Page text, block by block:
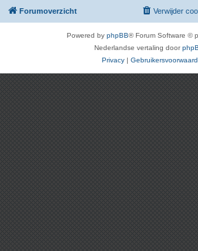
Forumoverzicht Verwijder
Powered by phpBB® Forum Software ©
Nederlandse vertaling door
Privacy |